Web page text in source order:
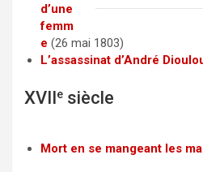
d’une
femm
e (26 mai 1803)
L’assassinat d’André
XVIIe siècle
Mort en se mangeant les